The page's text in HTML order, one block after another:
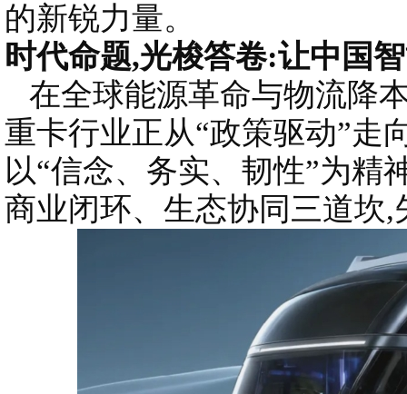
的新锐力量。
时代命题,光梭答卷:让中国
在全球能源革命与物流降
重卡行业正从“政策驱动”走
以“信念、务实、韧性”为精
商业闭环、生态协同三道坎